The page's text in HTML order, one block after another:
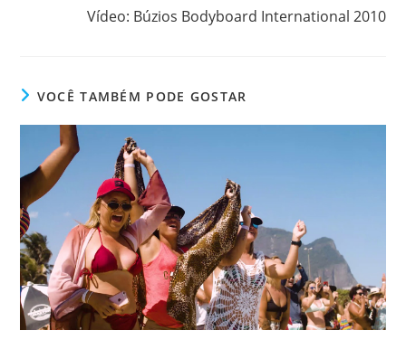
Vídeo: Búzios Bodyboard International 2010
VOCÊ TAMBÉM PODE GOSTAR